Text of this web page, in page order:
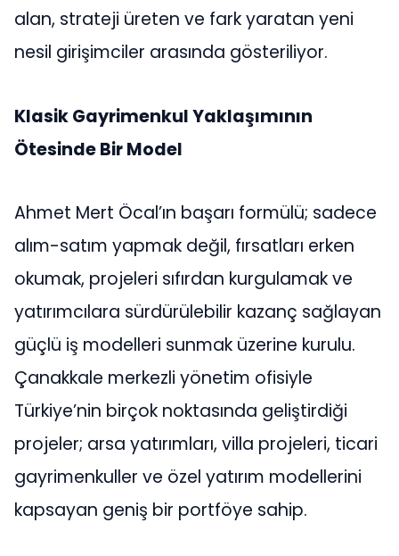
alan, strateji üreten ve fark yaratan yeni
nesil girişimciler arasında gösteriliyor.
Klasik Gayrimenkul Yaklaşımının
Ötesinde Bir Model
Ahmet Mert Öcal’ın başarı formülü; sadece
alım-satım yapmak değil, fırsatları erken
okumak, projeleri sıfırdan kurgulamak ve
yatırımcılara sürdürülebilir kazanç sağlayan
güçlü iş modelleri sunmak üzerine kurulu.
Çanakkale merkezli yönetim ofisiyle
Türkiye’nin birçok noktasında geliştirdiği
projeler; arsa yatırımları, villa projeleri, ticari
gayrimenkuller ve özel yatırım modellerini
kapsayan geniş bir portföye sahip.